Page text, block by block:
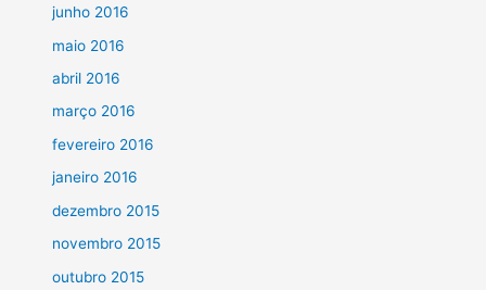
junho 2016
maio 2016
abril 2016
março 2016
fevereiro 2016
janeiro 2016
dezembro 2015
novembro 2015
outubro 2015